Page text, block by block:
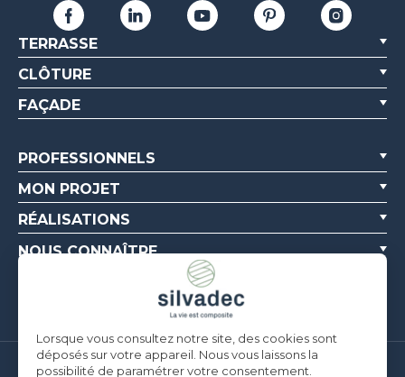
TERRASSE
CLÔTURE
FAÇADE
PROFESSIONNELS
MON PROJET
RÉALISATIONS
NOUS CONNAÎTRE
Lorsque vous consultez notre site, des cookies sont
déposés sur votre appareil. Nous vous laissons la
possibilité de paramétrer votre consentement.